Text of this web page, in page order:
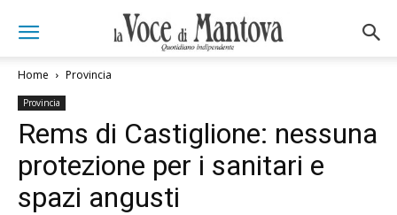
Home Provincia
Provincia
Rems di Castiglione: nessuna
protezione per i sanitari e
spazi angusti